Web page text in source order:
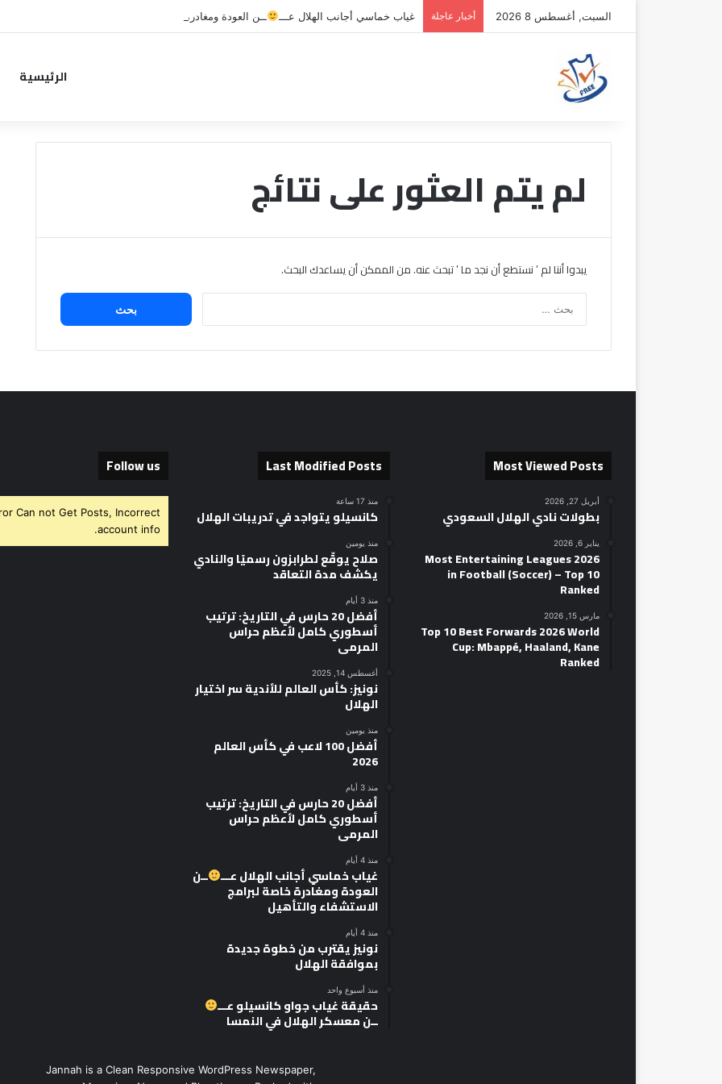
السبت, أغسطس 8 2026 أخبار عاجلة غياب خماسي أجانب الهلال عـــ ــن العودة ومغادرة خاصة لبرامج الاستشفاء والتأهيل
الرئيسية
لم يتم العثور على نتائج
يبدوا أننا لم ’ نستطع أن نجد ما ’ تبحث عنه. من الممكن أن يساعدك البحث.
البحث
Most Viewed Posts
أبريل 27, 2026
بطولات نادي الهلال السعودي
يناير 6, 2026
2026 Most Entertaining Leagues
in Football (Soccer) – Top 10
Ranked
مارس 15, 2026
Top 10 Best Forwards 2026 World
Cup: Mbappé, Haaland, Kane
Ranked
Last Modified Posts
منذ 17 ساعة
كانسيلو يتواجد في تدريبات الهلال
منذ يومين
صلاح يوقّع لطرابزون رسميًا والنادي
يكشف مدة التعاقد
منذ 3 أيام
أفضل 20 حارس في التاريخ: ترتيب
أسطوري كامل لأعظم حراس
المرمى
أغسطس 14, 2025
نونيز: كأس العالم للأندية سر اختيار
الهلال
منذ يومين
أفضل 100 لاعب في كأس العالم
2026
منذ 3 أيام
أفضل 20 حارس في التاريخ: ترتيب
أسطوري كامل لأعظم حراس
المرمى
منذ 4 أيام
غياب خماسي أجانب الهلال عـــ ــن
العودة ومغادرة خاصة لبرامج
الاستشفاء والتأهيل
منذ 4 أيام
نونيز يقترب من خطوة جديدة
بموافقة الهلال
منذ أسبوع واحد
حقيقة غياب جواو كانسيلو عـــ
ــن معسكر الهلال في النمسا
Follow us
Can not Get Posts, Incorrect
account info.
Jannah is a Clean Responsive WordPress Newspaper,